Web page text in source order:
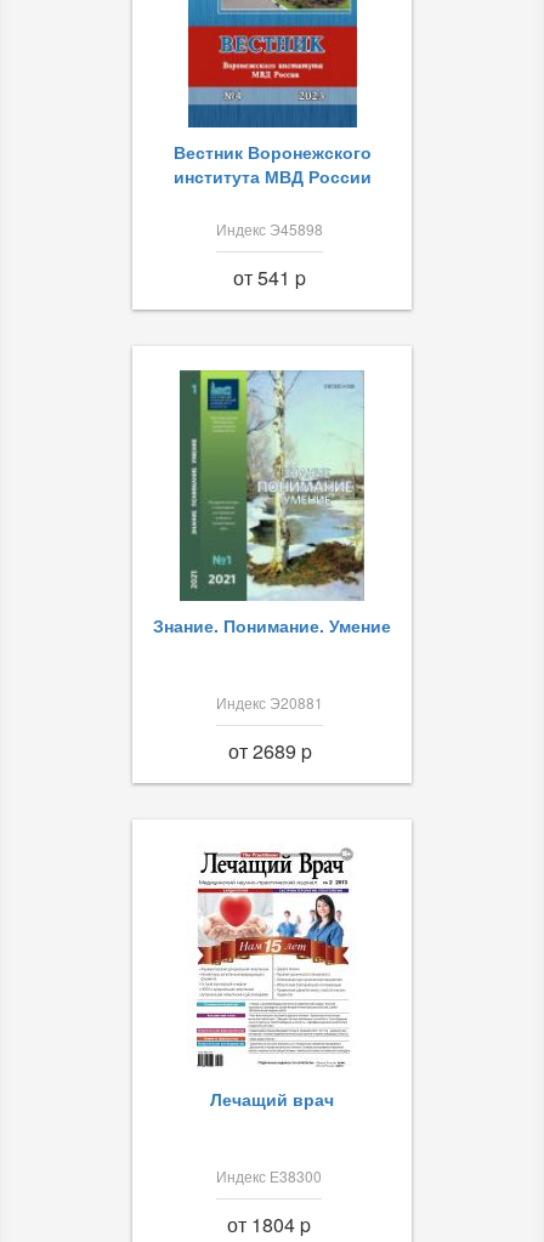
Вестник Воронежского
института МВД России
Индекс Э45898
от 541 p
Знание. Понимание. Умение
Индекс Э20881
от 2689 p
Лечащий врач
Индекс Е38300
от 1804 p